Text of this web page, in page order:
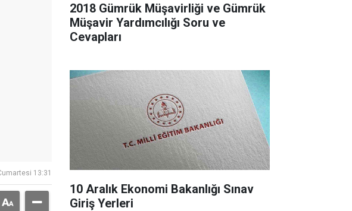
13:31
2018 Gümrük Müşavirliği ve Gümrük
Müşavir Yardımcılığı Soru ve
Cevapları
10 Aralık Ekonomi Bakanlığı Sınav
Giriş Yerleri